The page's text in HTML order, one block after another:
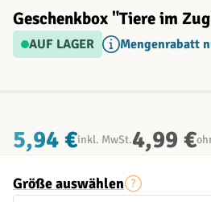
Geschenkbox "Tiere im
AUF LAGER Mengenrabatt
5,94 €inkl. MwSt.4,99 €
Größe auswählen